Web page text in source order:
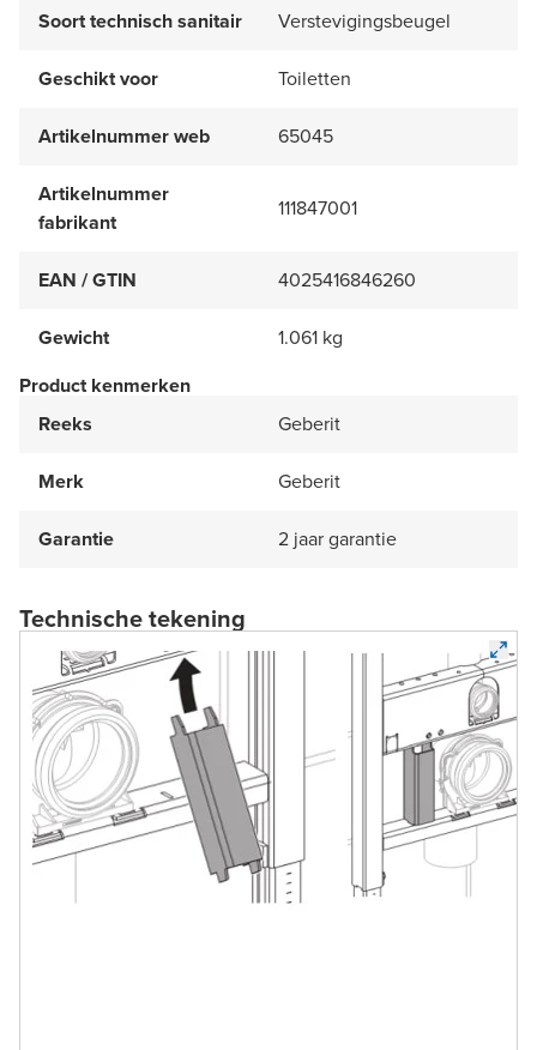
Soort technisch sanitair
Verstevigingsbeugel
Geschikt voor Toiletten
Artikelnummer web 65045
Artikelnummer
fabrikant
111847001
EAN / GTIN 4025416846260
Gewicht
1.061 kg
Product kenmerken
Reeks
Geberit
Merk Geberit
Garantie 2 jaar garantie
Technische tekening